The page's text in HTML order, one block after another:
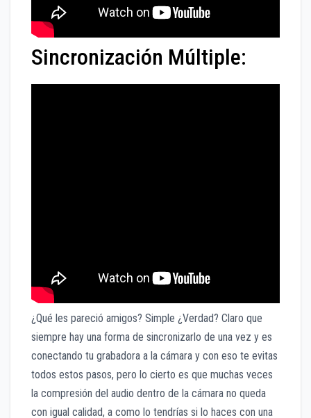
Sincronización Múltiple:
¿Qué les pareció amigos? Simple ¿Verdad? Claro que
siempre hay una forma de sincronizarlo de una vez y es
conectando tu grabadora a la cámara y con eso te evitas
todos estos pasos, pero lo cierto es que muchas veces
la compresión del audio dentro de la cámara no queda
con igual calidad, a como lo tendrías si lo haces con una